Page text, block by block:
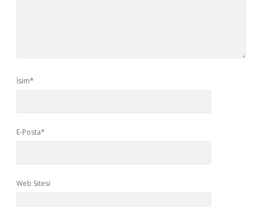
İsim*
E-Posta*
Web Sitesi